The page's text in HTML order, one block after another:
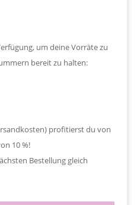
um deine Vorräte zu
bereit zu halten:
profitierst du von
10 %!
Bestellung gleich